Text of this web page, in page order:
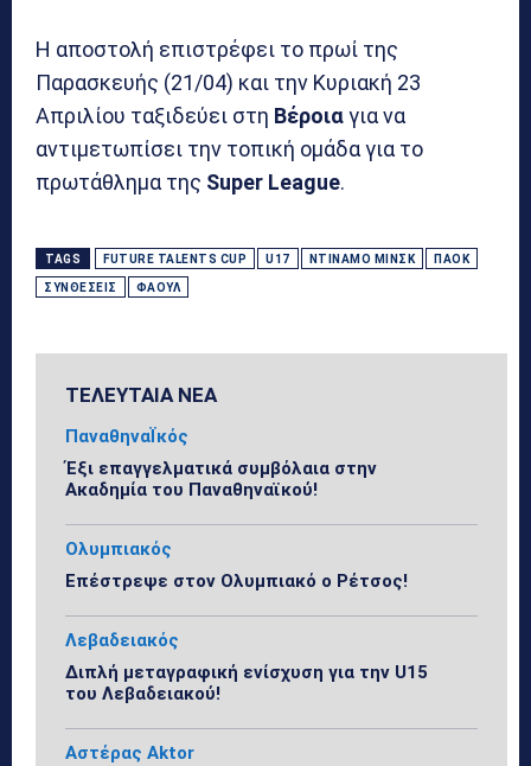
Η αποστολή επιστρέφει το πρωί της
Παρασκευής (21/04) και την Κυριακή 23
Απριλίου ταξιδεύει στη Βέροιαγια να
αντιμετωπίσει την τοπική ομάδα για το
πρωτάθλημα της Super League.
TAGS FUTURE TALENTS CUP U17 ΝΤΙΝΑΜΌ ΜΙΝΣΚ ΠΑΟΚ
ΣΥΝΘΈΣΕΙΣ ΦΆΟΥΛ
ΤΕΛΕΥΤΑΙΑ ΝΕΑ
ΠαναθηναΪκός
Έξι επαγγελματικά συμβόλαια στην
Ακαδημία του Παναθηναϊκού!
Ολυμπιακός
Επέστρεψε στον Ολυμπιακό ο Ρέτσος!
Λεβαδειακός
Διπλή μεταγραφική ενίσχυση για την U15
του Λεβαδειακού!
Αστέρας Aktor